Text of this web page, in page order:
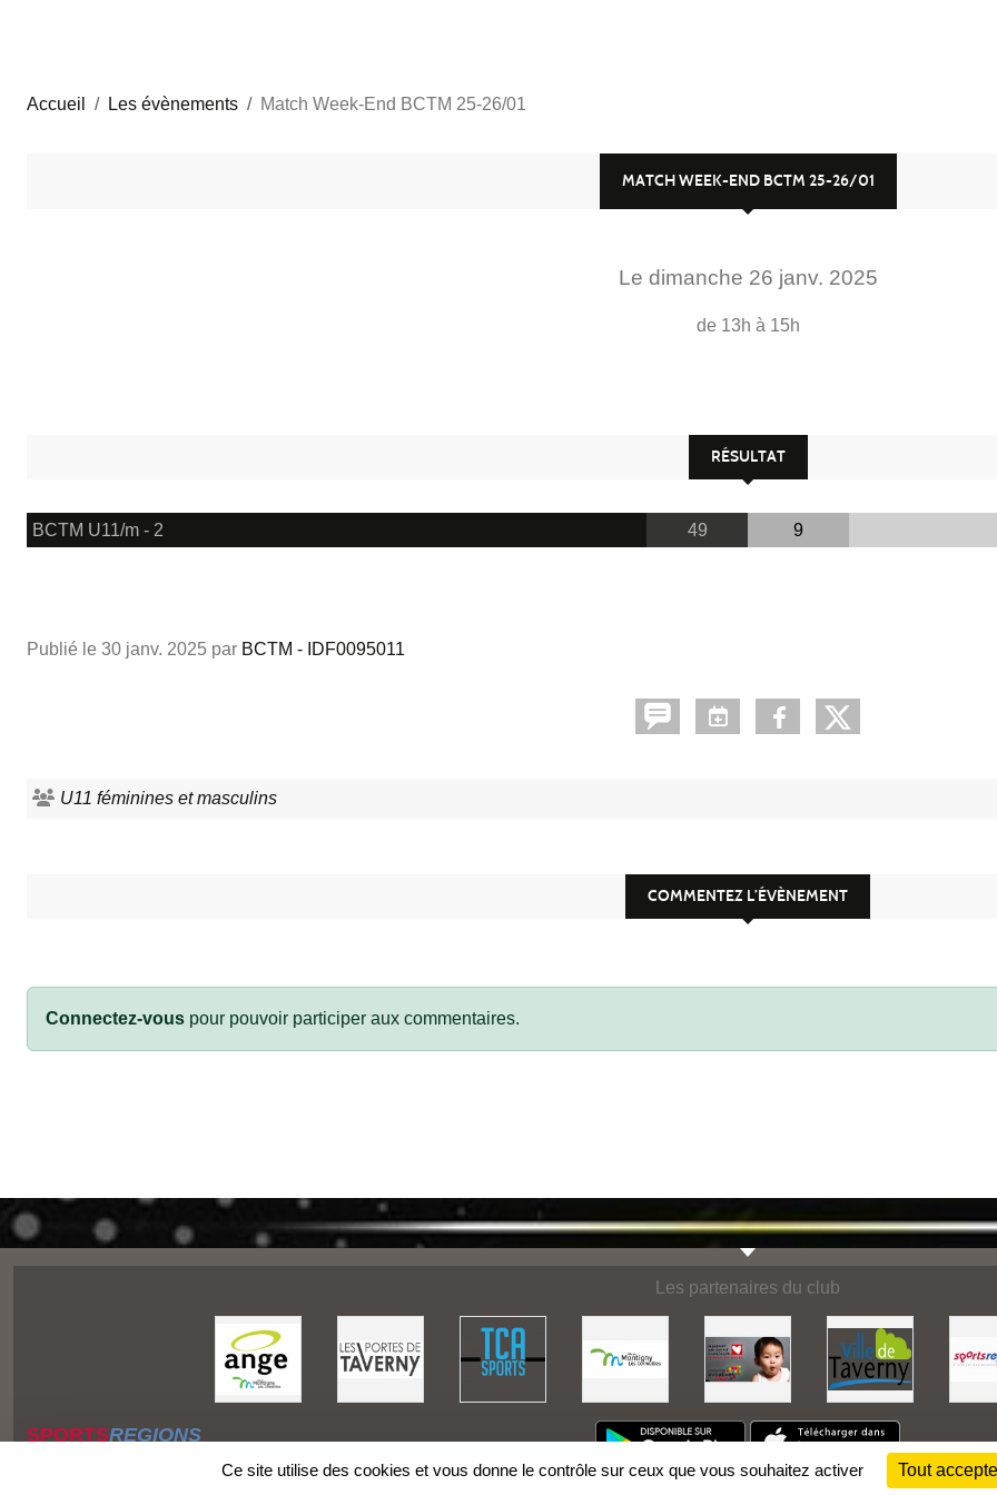
Accueil Les évènements Match Week-End BCTM 25-26/01
MATCH WEEK-END BCTM 25-26/01
Le dimanche 26 janv. 2025
de 13h à 15h
RÉSULTAT
BCTM U11/m - 2 49 9
Publié le 30 janv. 2025 par BCTM - IDF0095011
U11 féminines et masculins
COMMENTEZ L’ÉVÈNEMENT
Connectez-vous pour pouvoir participer aux commentaires.
Les partenaires du club
SPORTSREGIONS
Ce site utilise des cookies et vous donne le contrôle sur ceux que vous souhaitez activer Tout